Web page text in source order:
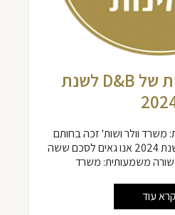
חותם האמינות של D&B לשנת
משרד וולר ושות' זכה בחותם
האמינות PREMIUM לשנת 2024 אנו גאים לסכם ששה
משמעותית: משרד
קרא עוד